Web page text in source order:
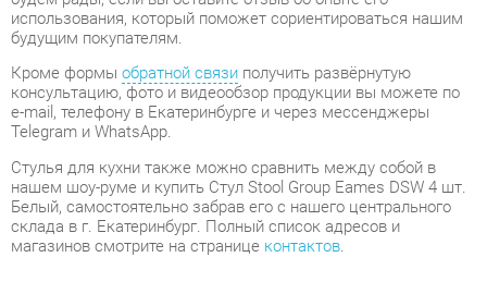
Стулья для кухни также можно сравнить между собой в
нашем шоу-руме и купить Стул Stool Group Eames DSW 4 шт.
склада в г. Екатеринбург. Полный список адресов и
магазинов смотрите на страницеконтактов.
Материал
Массив
дерева
Цвет
Белый
Высота, мм